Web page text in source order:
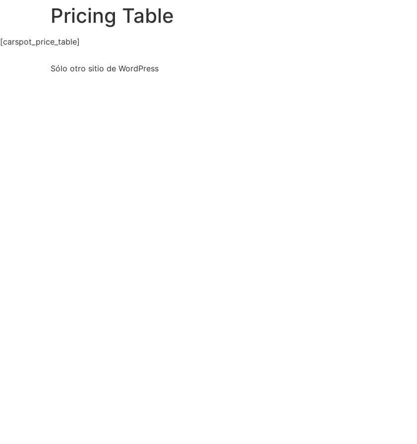
Pricing Table
[carspot_price_table]
Sólo otro sitio de WordPress